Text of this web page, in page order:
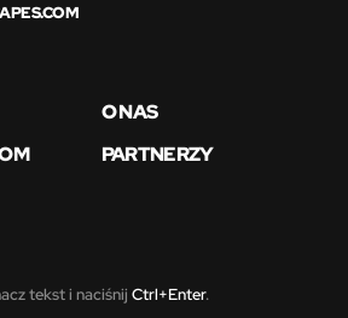
O NAS
PARTNERZY
tekst i naciśnij Ctrl+Enter.